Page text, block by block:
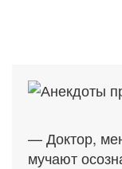
— Доктор,
мучают